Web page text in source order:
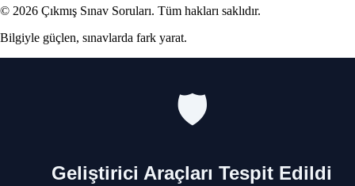
© 2026 Çıkmış Sınav Soruları. Tüm hakları saklıdır.
Bilgiyle güçlen, sınavlarda fark yarat.
🛡️
Geliştirici Araçları Tespit Edildi